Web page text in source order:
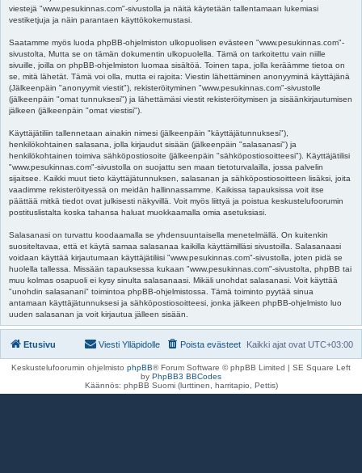
viestejä "www.pesukinnas.com"-sivustolla ja näitä käytetään tallentamaan lukemiasi
vestiketjuja ja näin parantaen käyttökokemustasi.
Saatamme myös luoda phpBB-ohjelmiston ulkopuolisen evästeen "www.pesukinnas.com"-
sivustolta, Mutta se on tämän dokumentin ulkopuolella. Tämä on tarkoitettu vain niille
sivuille, joilla on phpBB-ohjelmiston luomaa sisältöä. Toinen tapa, jolla keräämme tietoa on
se, mitä lähetät. Tämä voi olla, mutta ei rajoita: Viestin lähettäminen anonyyminä käyttäjänä
(Jälkeenpäin "anonyymit viestit"), rekisteröityminen "www.pesukinnas.com"-sivustolle
(jälkeenpäin "omat tunnuksesi") ja lähettämäsi viestit rekisteröitymisen ja sisäänkirjautumisen
jälkeen (jälkeenpäin "omat viestisi").
Käyttäjätiliin tallennetaan ainakin nimesi (jälkeenpäin "käyttäjätunnuksesi"),
henkilökohtainen salasana, jolla kirjaudut sisään (jälkeenpäin "salasanasi") ja
henkilökohtainen toimiva sähköpostiosoite (jälkeenpäin "sähköpostiosoitteesi"). Käyttäjätilisi
"www.pesukinnas.com"-sivustolla on suojattu sen maan tietoturvalailla, jossa palvelin
sijaitsee. Kaikki muut tieto käyttäjätunnuksen, salasanan ja sähköpostiosoitteen lisäksi, joita
vaadimme rekisteröityessä on meidän hallinnassamme. Kaikissa tapauksissa voit itse
päättää mitkä tiedot ovat julkisesti näkyvillä. Voit myös liittyä ja poistua keskustelufoorumin
postituslistalta koska tahansa haluat muokkaamalla omia asetuksiasi.
Salasanasi on turvattu koodaamalla se yhdensuuntaisella menetelmällä. On kuitenkin
suositeltavaa, että et käytä samaa salasanaa kaikilla käyttämilläsi sivustoilla. Salasanaasi
voidaan käyttää kirjautumaan käyttäjätiliisi "www.pesukinnas.com"-sivustolla, joten pidä se
huolella tallessa. Missään tapauksessa kukaan "www.pesukinnas.com"-sivustolta, phpBB tai
muu kolmas osapuoli ei kysy sinulta salasanaasi. Mikäli unohdat salasanasi. Voit käyttää
"unohdin salasanani" toimintoa phpBB-ohjelmistossa. Tämä toiminto pyytää sinua
antamaan käyttäjätunnuksesi ja sähköpostiosoitteesi, jonka jälkeen phpBB-ohjelmisto luo
uuden salasanan ja voit kirjautua jälleen sisään.
Etusivu Kaikki ajat ovat UTC+03:00
Poista evästeet
Viesti Ylläpidolle
Keskustelufoorumin ohjelmisto phpBB® Forum Software © phpBB Limited | SE Square Left
by PhpBB3 BBCodes
Käännös: phpBB Suomi (lurttinen, harritapio, Pettis)